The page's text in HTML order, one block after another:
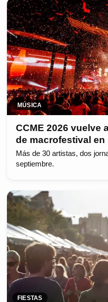
MÚSICA
CCME 2026 vuelve
de macrofestival en
Más de 30 artistas, dos
septiembre.
FIESTAS